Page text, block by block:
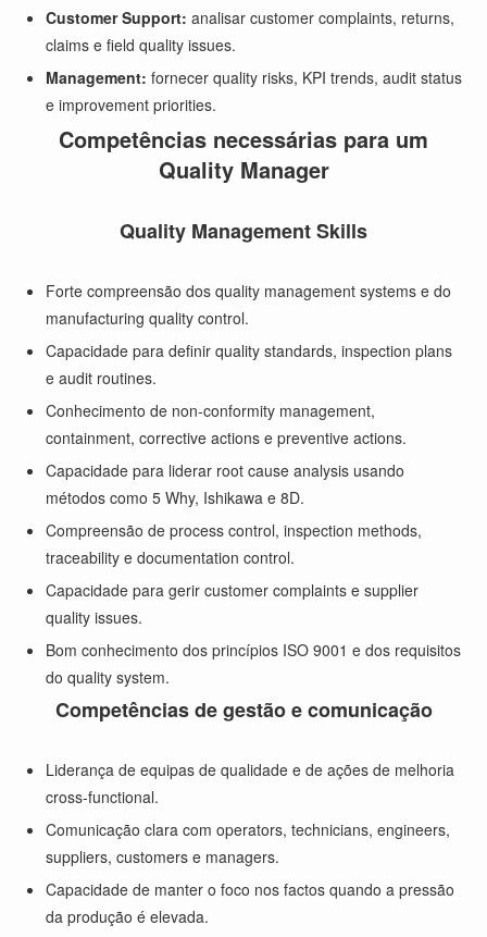
Customer Support: analisar customer complaints, returns,
claims e field quality issues.
Management: fornecer quality risks, KPI trends, audit status
e improvement priorities.
Competências necessárias para um
Quality Manager
Quality Management Skills
Forte compreensão dos quality management systems e do
manufacturing quality control.
Capacidade para definir quality standards, inspection plans
e audit routines.
Conhecimento de non-conformity management,
containment, corrective actions e preventive actions.
Capacidade para liderar root cause analysis usando
métodos como 5 Why, Ishikawa e 8D.
Compreensão de process control, inspection methods,
traceability e documentation control.
Capacidade para gerir customer complaints e supplier
quality issues.
Bom conhecimento dos princípios ISO 9001 e dos requisitos
do quality system.
Competências de gestão e comunicação
Liderança de equipas de qualidade e de ações de melhoria
cross-functional.
Comunicação clara com operators, technicians, engineers,
suppliers, customers e managers.
Capacidade de manter o foco nos factos quando a pressão
da produção é elevada.